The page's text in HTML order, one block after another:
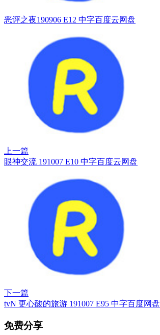
恶评之夜190906 E12 中字百度云网盘
上一篇
眼神交流 191007 E10 中字百度云网盘
下一篇
tvN 更心酸的旅游 191007 E95 中字百度网盘
免费分享